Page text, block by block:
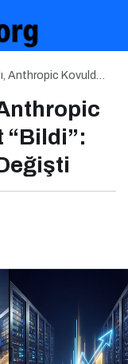
Anthropic Kovuldu,
“Bildi”:
– Geleceğin